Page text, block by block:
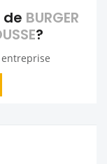
BURGER
?